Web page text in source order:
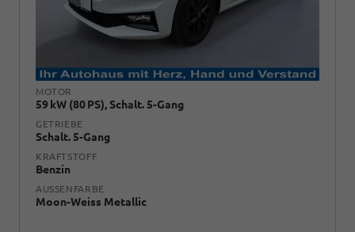
MOTOR
59 kW (80 PS), Schalt. 5-Gang
GETRIEBE
Schalt. 5-Gang
KRAFTSTOFF
Benzin
AUSSENFARBE
Moon-Weiss Metallic